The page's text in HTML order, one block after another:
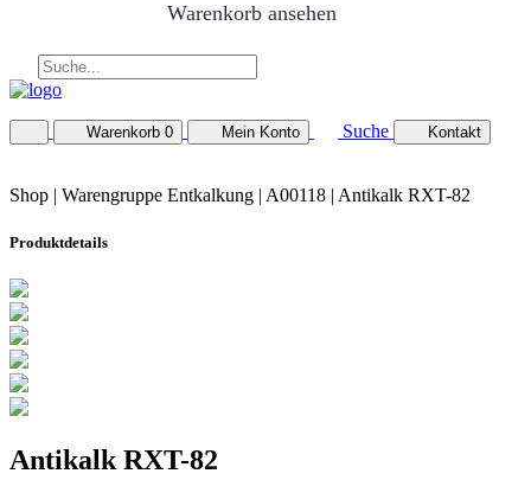
Warenkorb ansehen
Warenkorb 0 Mein Konto Suche Kontakt
Shop | Warengruppe Entkalkung | A00118 | Antikalk RXT-82
Produktdetails
Antikalk RXT-82